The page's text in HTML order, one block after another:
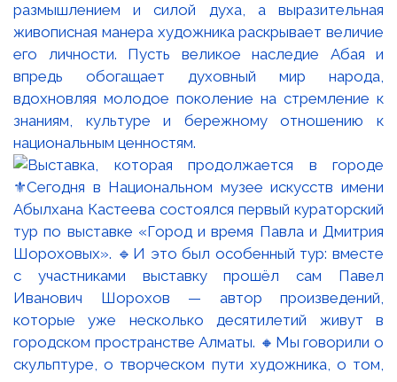
размышлением и силой духа, а выразительная
живописная манера художника раскрывает величие
его личности. Пусть великое наследие Абая и
впредь обогащает духовный мир народа,
вдохновляя молодое поколение на стремление к
знаниям, культуре и бережному отношению к
национальным ценностям.